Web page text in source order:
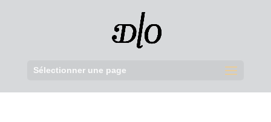
Sélectionner une page